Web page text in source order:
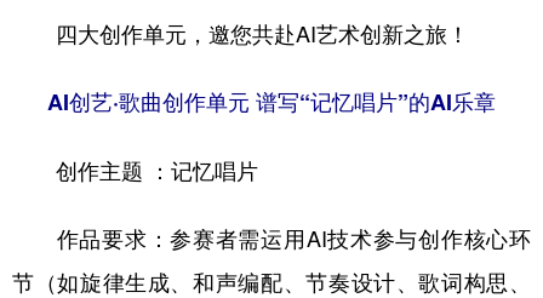
多语种频道
English Español Français عربى
Deutsch Português
四大创作单元，邀您共赴AI艺术创新之旅！
AI创艺·歌曲创作单元 谱写“记忆唱片”的AI乐章
创作主题 ：记忆唱片
作品要求：参赛者需运用AI技术参与创作核心环
节（如旋律生成、和声编配、节奏设计、歌词构思、